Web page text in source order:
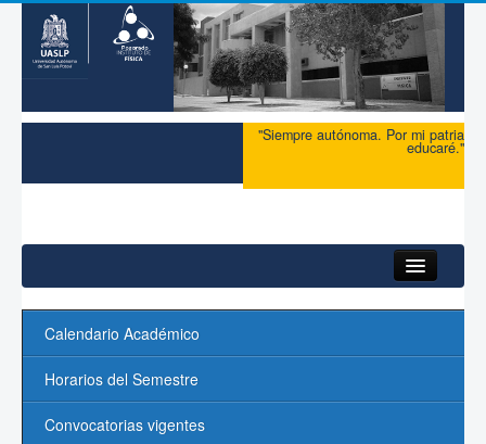
"Siempre autónoma. Por mi patria
educaré."
Maestría
Doctorado
Admisión
Calendario Académico
Horarios del Semestre
Convocatorias vigentes